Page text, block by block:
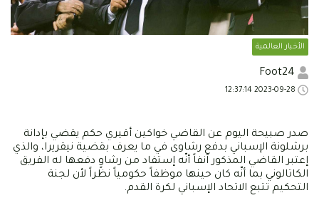
الأخبار العالمية
صدر صبيحة اليوم عن القاضي خواكين أقيري حكم يقضي بإدانة
برشلونة الإسباني بدفع رشاوى في ما يعرف بقضية نيقريرا، والذي
إعتبر القاضي المذكور آنفاً أنّه إستفاد من رشاوٍ دفعها له الفريق
الكاتالوني بما أنّه كان حينها موظفاً حكومياً نظراً لأن لجنة
التحكيم تتبع الاتحاد الإسباني لكرة القدم.